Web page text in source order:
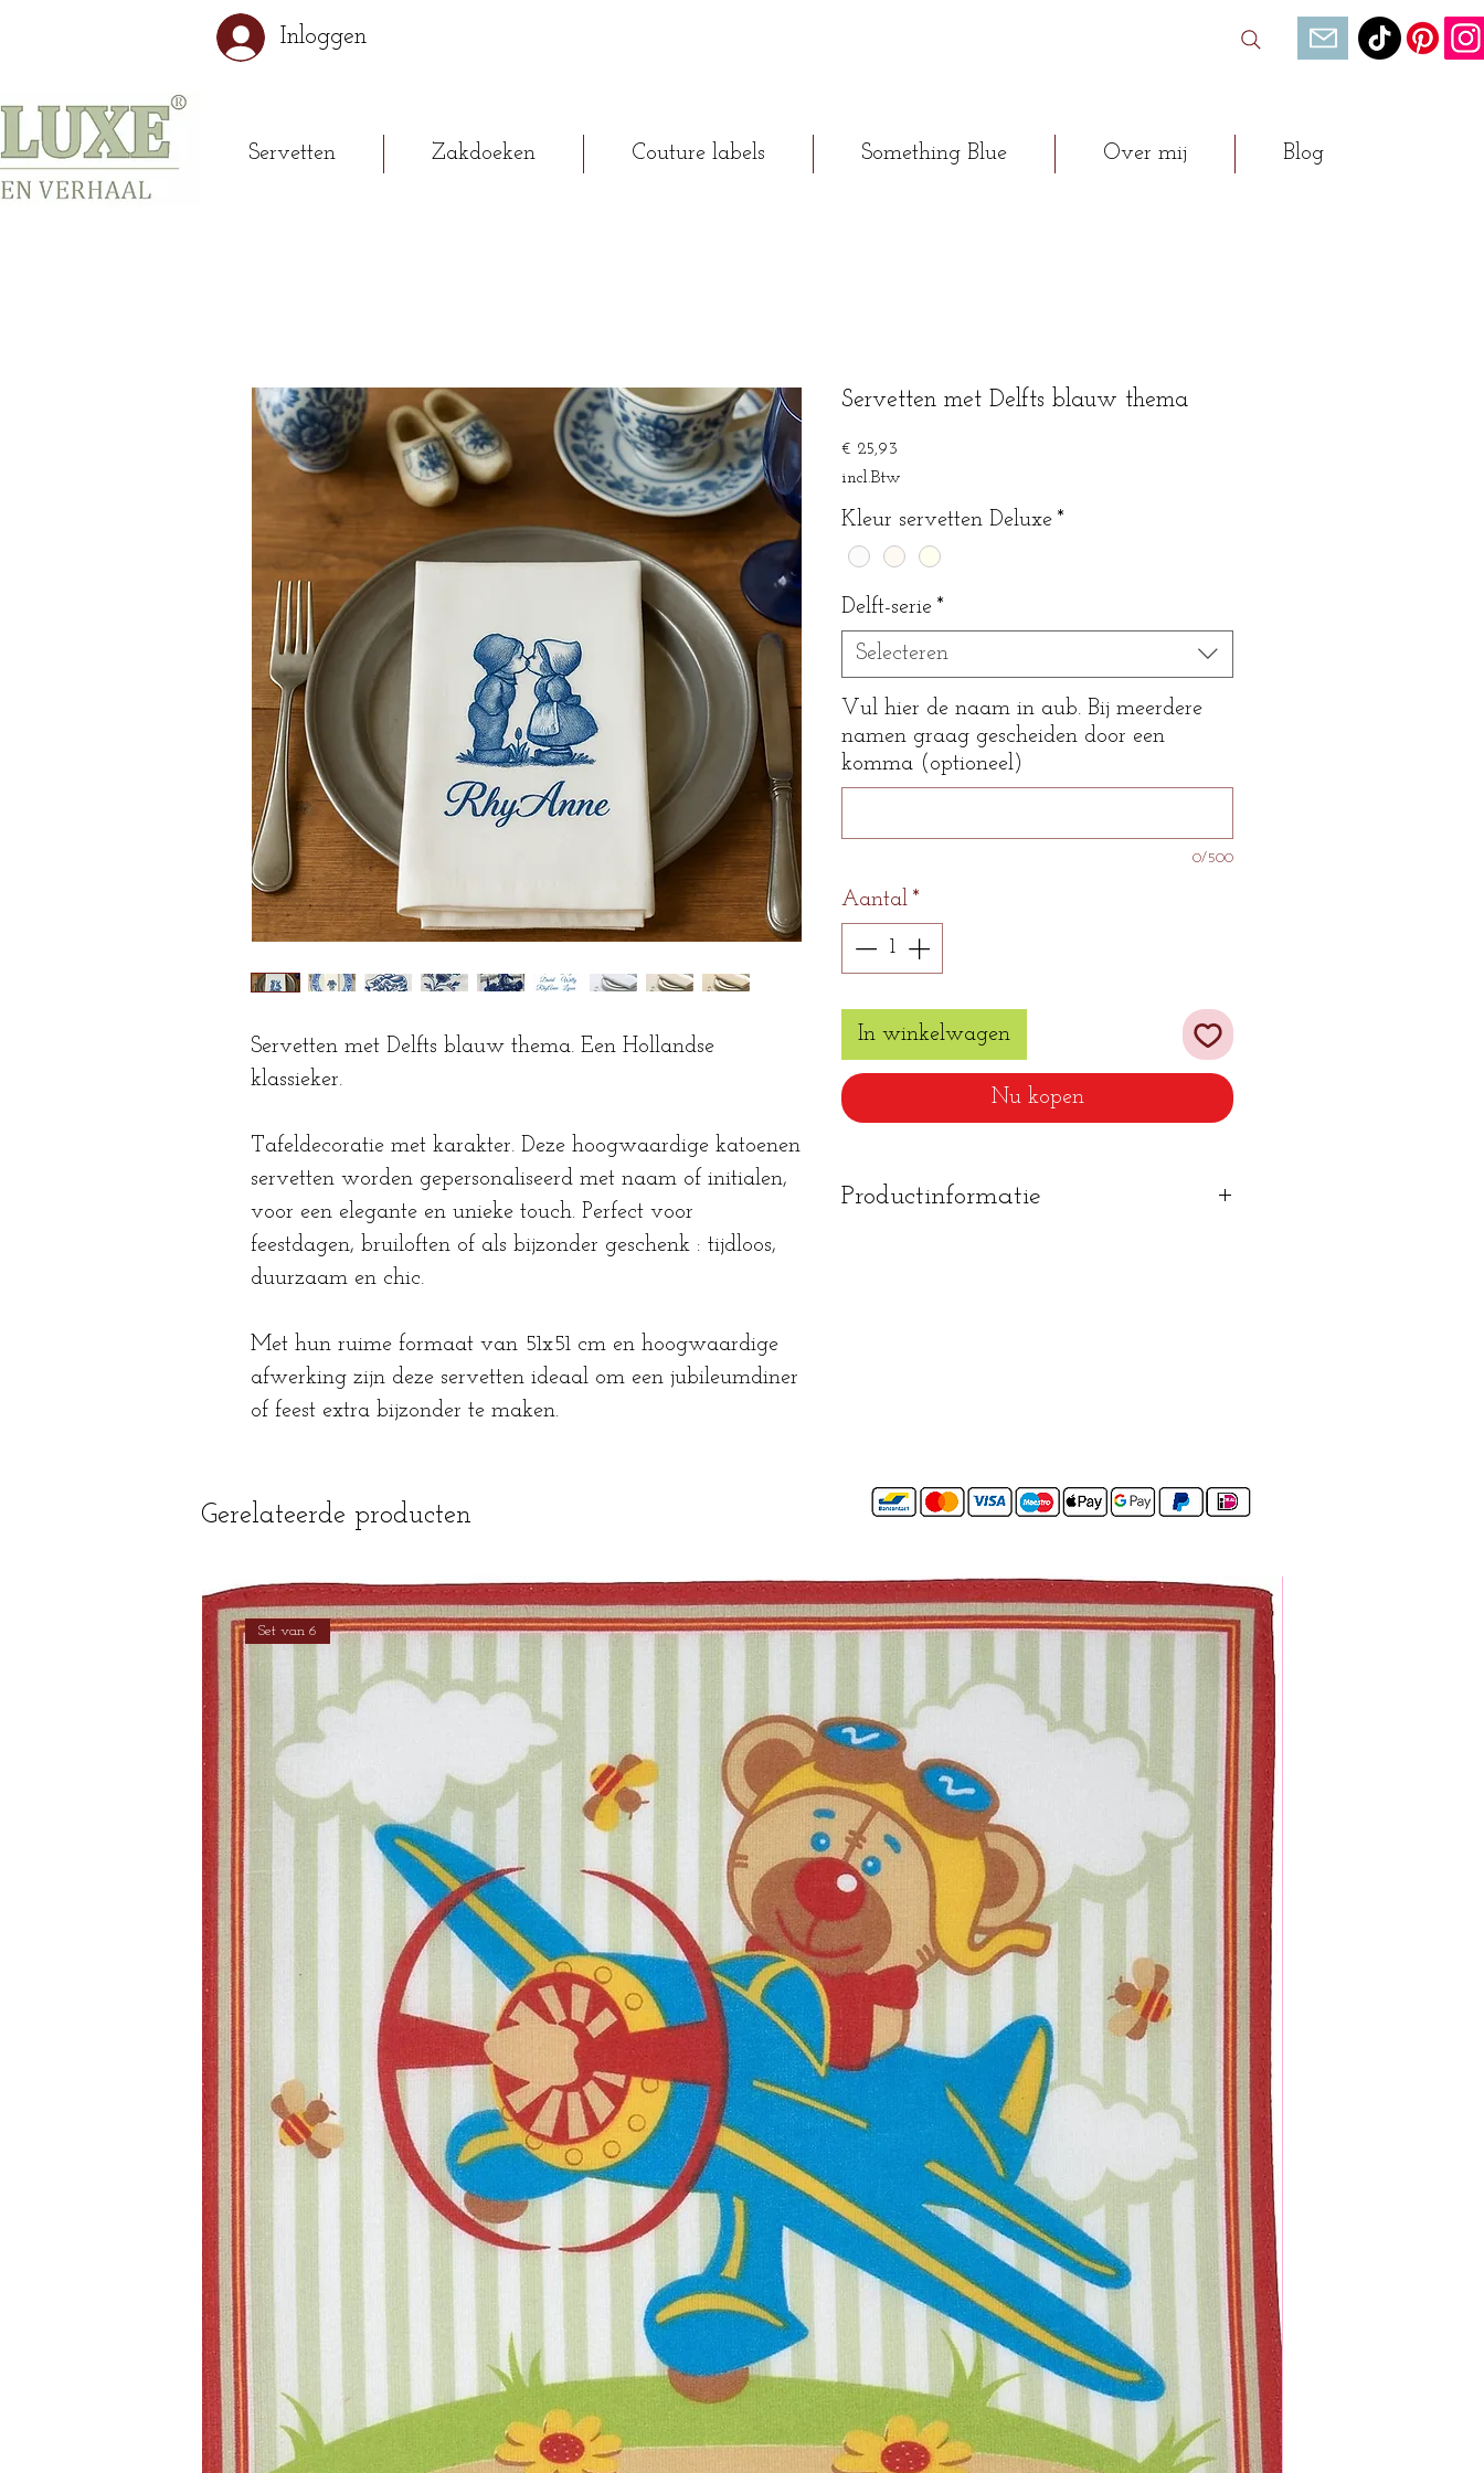
Inloggen
Servetten Zakdoeken Couture labels Something Blue Over mij Blog
Servetten met Delfts blauw thema. Een Hollandse
klassieker.
Tafeldecoratie met karakter. Deze hoogwaardige katoenen
servetten worden gepersonaliseerd met naam of initialen,
voor een elegante en unieke touch. Perfect voor
feestdagen, bruiloften of als bijzonder geschenk : tijdloos,
duurzaam en chic.
Met hun ruime formaat van 51x51 cm en hoogwaardige
afwerking zijn deze servetten ideaal om een jubileumdiner
of feest extra bijzonder te maken.
Servetten met Delfts blauw thema
€ 25,93
incl.Btw
Kleur servetten Deluxe *
Delft-serie *
Selecteren
Vul hier de naam in aub. Bij meerdere
namen graag gescheiden door een
komma (optioneel)
0/500
Aantal *
In winkelwagen
Nu kopen
Productinformatie
Gerelateerde producten
Set van 6